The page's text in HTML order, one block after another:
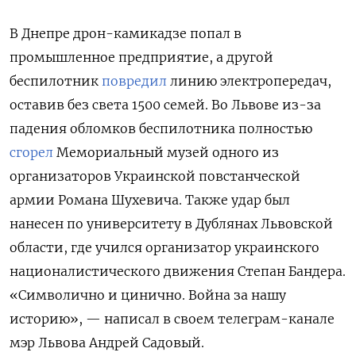
В Днепре дрон-камикадзе попал в
промышленное предприятие, а другой
беспилотник повредил линию электропередач,
оставив без света 1500 семей. Во Львове из-за
падения обломков беспилотника полностью
сгорел Мемориальный музей одного из
организаторов Украинской повстанческой
армии Романа Шухевича. Также удар был
нанесен по университету в Дублянах Львовской
области, где учился организатор украинского
националистического движения Степан Бандера.
«Символично и цинично. Война за нашу
историю», — написал в своем телеграм-канале
мэр Львова Андрей Садовый.